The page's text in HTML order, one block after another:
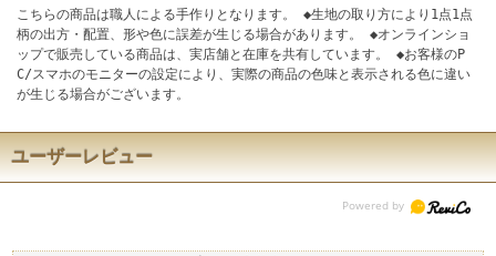
こちらの商品は職人による手作りとなります。 ◆生地の取り方により1点1点
柄の出方・配置、形や色に誤差が生じる場合があります。 ◆オンラインショ
ップで販売している商品は、実店舗と在庫を共有しています。 ◆お客様のP
C/スマホのモニターの設定により、実際の商品の色味と表示される色に違い
が生じる場合がございます。
ユーザーレビュー